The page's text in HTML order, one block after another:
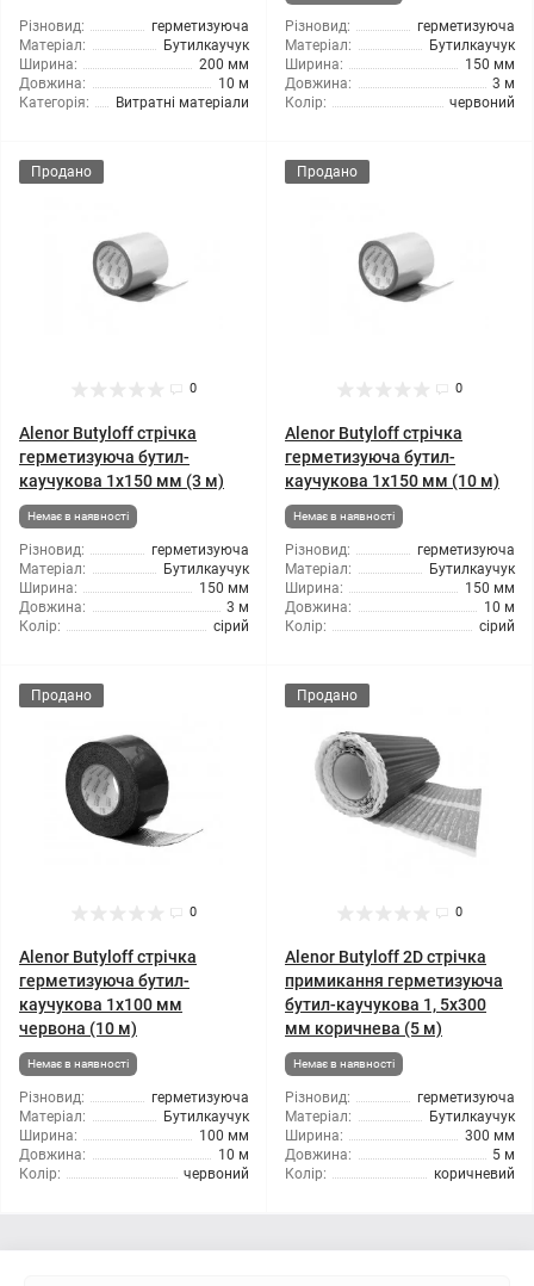
Різновид:
герметизуюча
Матеріал:
Бутилкаучук
Ширина:
200 мм
Довжина:
10 м
Категорія:
Витратні матеріали
Різновид:
герметизуюча
Матеріал:
Бутилкаучук
Ширина:
150 мм
Довжина:
3 м
Колір:
червоний
Продано
0
Alenor Butyloff стрічка
герметизуюча бутил-
каучукова 1х150 мм (3 м)
Немає в наявності
Різновид:
герметизуюча
Матеріал:
Бутилкаучук
Ширина:
150 мм
Довжина:
3 м
Колір:
сірий
Продано
0
Alenor Butyloff стрічка
герметизуюча бутил-
каучукова 1х150 мм (10 м)
Немає в наявності
Різновид:
герметизуюча
Матеріал:
Бутилкаучук
Ширина:
150 мм
Довжина:
10 м
Колір:
сірий
Продано
0
Alenor Butyloff стрічка
герметизуюча бутил-
каучукова 1х100 мм
червона (10 м)
Немає в наявності
Різновид:
герметизуюча
Матеріал:
Бутилкаучук
Ширина:
100 мм
Довжина:
10 м
Колір:
червоний
Продано
0
Alenor Butyloff 2D стрічка
примикання герметизуюча
бутил-каучукова 1, 5х300
мм коричнева (5 м)
Немає в наявності
Різновид:
герметизуюча
Матеріал:
Бутилкаучук
Ширина:
300 мм
Довжина:
5 м
Колір:
коричневий